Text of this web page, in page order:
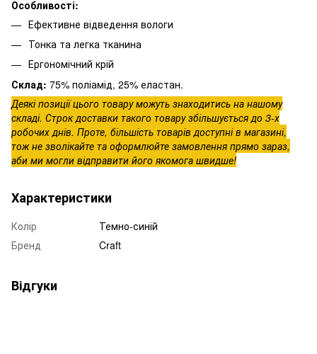
Особливості:
Ефективне відведення вологи
Тонка та легка тканина
Ергономічний крій
Склад: 75% поліамід, 25% еластан.
Деякі позиції цього товару можуть знаходитись на нашому
складі. Строк доставки такого товару збільшується до 3-х
робочих днів. Проте, більшість товарів доступні в магазині,
тож не зволікайте та оформлюйте замовлення прямо зараз,
аби ми могли відправити його якомога швидше!
Характеристики
Колір
Темно-синій
Бренд
Craft
Відгуки